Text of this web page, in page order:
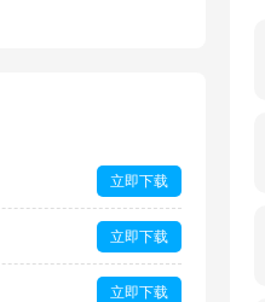
立即下载
立即下载
立即下载